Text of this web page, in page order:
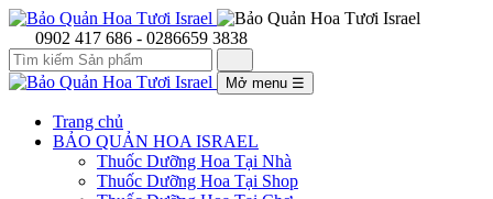
0902 417 686 - 0286659 3838
Mở menu ☰
Trang chủ
BẢO QUẢN HOA ISRAEL
Thuốc Dưỡng Hoa Tại Nhà
Thuốc Dưỡng Hoa Tại Shop